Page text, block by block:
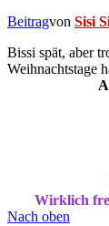
Beitragvon Sisi
Bissi spät, aber
Weihnachtstage
Wirklich
Nach oben